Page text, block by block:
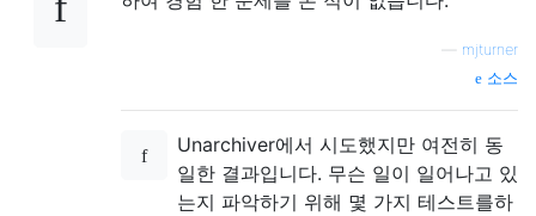
mjturner
소스
Unarchiver에서 시도했지만 여전히 동
일한 결과입니다. 무슨 일이 일어나고 있
는지 파악하기 위해 몇 가지 테스트를하